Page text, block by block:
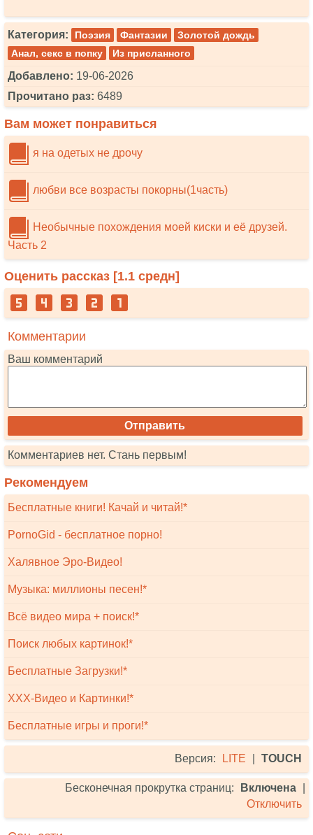
Категория: Поэзия Фантазии
Золотой дождь
Анал, секс в попку
Из присланного
Добавлено: 19-06-2026
Прочитано раз: 6489
Вам может понравиться
я на одетых не дрочу
любви все возрасты покорны(1часть)
Необычные похождения моей киски и её друзей.
Часть 2
Оценить рассказ [1.1 средн]
Комментарии
Ваш комментарий
Комментариев нет. Стань первым!
Рекомендуем
Бесплатные книги! Качай и читай!*
PornoGid - бесплатное порно!
Халявное Эро-Видео!
Музыка: миллионы песен!*
Всё видео мира + поиск!*
Поиск любых картинок!*
Бесплатные Загрузки!*
XXX-Видео и Картинки!*
Бесплатные игры и проги!*
Версия: LITE TOUCH
Бесконечная прокрутка страниц: Включена
Отключить